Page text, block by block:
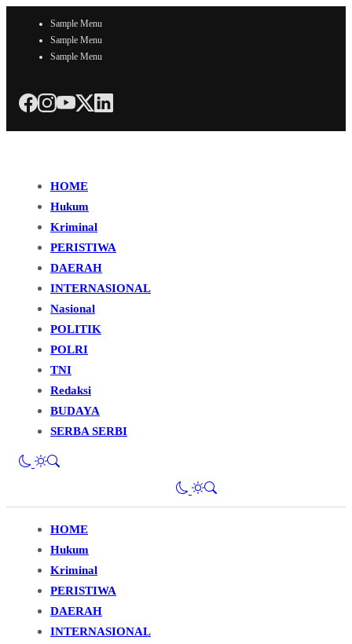
Sample Menu
Sample Menu
Sample Menu
HOME
Hukum
Kriminal
PERISTIWA
DAERAH
INTERNASIONAL
Nasional
POLITIK
POLRI
TNI
Redaksi
BUDAYA
SERBA SERBI
HOME
Hukum
Kriminal
PERISTIWA
DAERAH
INTERNASIONAL